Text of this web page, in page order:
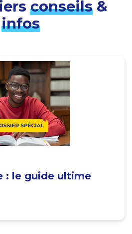
conseils&
infos
: le guide ultime